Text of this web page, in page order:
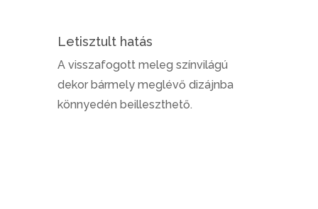
Letisztult hatás
A visszafogott meleg színvilágú
dekor bármely meglévő dizájnba
könnyedén beilleszthető.